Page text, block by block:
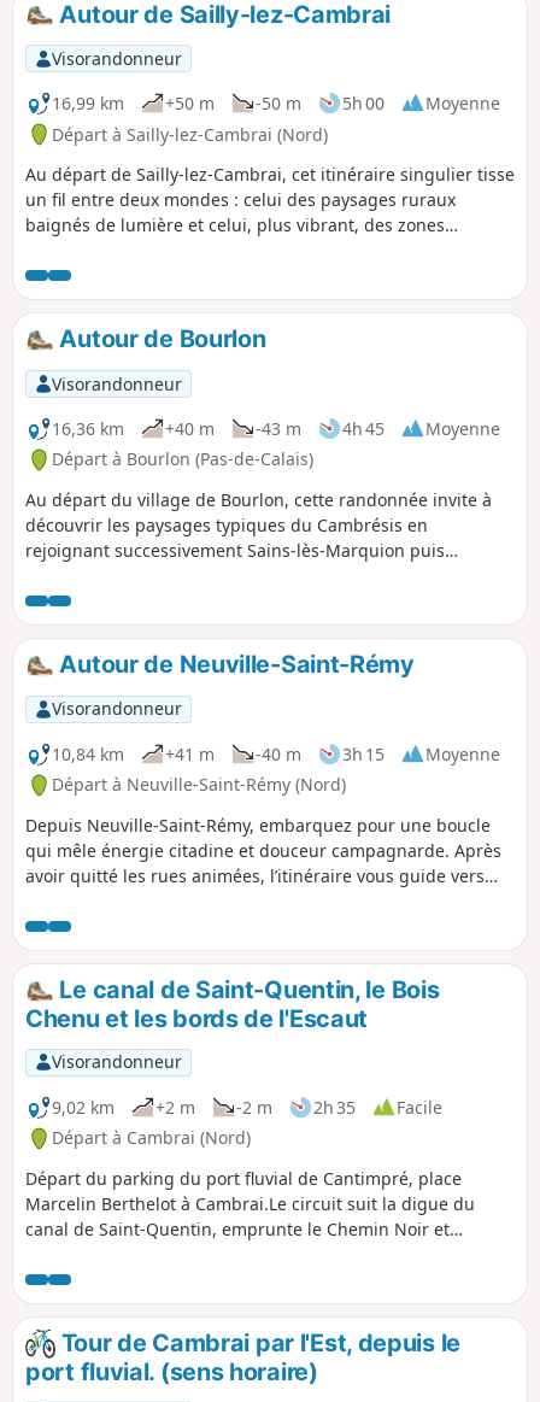
Autour de Sailly-lez-Cambrai
Visorandonneur
16,99 km
+50 m -50 m 5h 00
Moyenne
Départ à Sailly-lez-Cambrai (Nord)
Au départ de Sailly-lez-Cambrai, cet itinéraire singulier tisse
un fil entre deux mondes : celui des paysages ruraux
baignés de lumière et celui, plus vibrant, des zones
villages de Haynecourt, Tolloy-lez-Cambrai, Neuville-Saint-
Rémy et Raillencourt-Sainte-Olle jalonnent votre parcours,
chacun avec sa personnalité, ses rues chargées d’histoire et
ses points de vue inattendus. Entre les champs ondoyants,
les sentiers tranquilles et les silhouettes métalliques qui se
dressent au loin, cette balade raconte la cohabitation
harmonieuse entre nature et production humaine. Idéale
pour celles et ceux qui aiment sentir battre le cœur de la
région dans toutes ses dimensions, c’est un voyage qui
étonne et séduit à chaque détour.
Autour de Bourlon
Visorandonneur
16,36 km
+40 m -43 m 4h 45
Moyenne
Départ à Bourlon (Pas-de-Calais)
Au départ du village de Bourlon, cette randonnée invite à
découvrir les paysages typiques du Cambrésis en
rejoignant successivement Sains‑lès‑Marquion puis
vues dégagées sur les plaines, l’itinéraire offre une balade
variée, accessible et riche en petites découvertes locales.
Une boucle idéale pour profiter du calme rural et explorer
trois communes marquées par l’histoire et la nature.
Autour de Neuville-Saint-Rémy
Visorandonneur
10,84 km
+41 m -40 m 3h 15
Moyenne
Départ à Neuville-Saint-Rémy (Nord)
Depuis Neuville-Saint-Rémy, embarquez pour une boucle
qui mêle énergie citadine et douceur campagnarde. Après
avoir quitté les rues animées, l’itinéraire vous guide vers
rejoindre Cambrai, cité d’art et d’histoire où chaque façade
semble raconter un passé riche et foisonnant. Puis cap sur
Raillencourt-Sainte-Olle, où les paysages s’ouvrent à
nouveau, offrant de larges horizons et un calme saisissant.
Entre ruelles, monuments, chemins verdoyants et touches
industrielles, ce parcours révèle toute la diversité et le
caractère du territoire. Un itinéraire idéal pour ceux qui
aiment voir se succéder, au fil des pas, des atmosphères
contrastées et harmonieuses.
Le canal de Saint-Quentin, le Bois
Chenu et les bords de l'Escaut
Visorandonneur
9,02 km
+2 m -2 m 2h 35
Facile
Départ à Cambrai (Nord)
Départ du parking du port fluvial de Cantimpré, place
Marcelin Berthelot à Cambrai.Le circuit suit la digue du
canal de Saint-Quentin, emprunte le Chemin Noir et
point de départ en longeant le canal puis l'Escaut.Si vous
appréciez le calme, évitez de faire ce circuit le week-end :
beaucoup de sportifs le matin et beaucoup de promeneurs
en famille l'après-midi par beau temps.
Tour de Cambrai par l'Est, depuis le
port fluvial. (sens horaire)